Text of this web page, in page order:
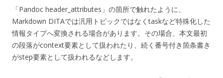
「Pandoc header_attributes」の箇所で触れたように、
Markdown DITAでは汎用トピックではなくtaskなど特殊化した
情報タイプへ変換される場合があります。その場合、本文最初
の段落がcontext要素として扱われたり、続く番号付き箇条書き
がstep要素として扱われるなどします。